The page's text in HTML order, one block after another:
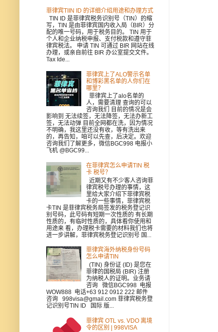
菲律宾TIIN ID 的详细介绍用途和办理方式
TIN ID 是菲律宾税务识别号（TIN）的缩
写，TIN 是由菲律宾国内收入局（BIR）分
配的唯一号码，用于税务目的。 TIN 用于
个人和企业纳税申报、支付税款和遵守菲
律宾税法。 申请 TIN 可通过 BIR 网站在线
办理，或亲自前往 BIR 办公室提交文件。
Tax Ide...
菲律宾上了ALO警示名单
和博彩黑名单的人你们在
哪里？
菲律宾上了alo名单的
人，需要清理 查询的可以
咨询我们 目前的情况是会
影响到 无法续签，无法降签，无法办新工
签，无法动弹 目前全网都在洗，因为情况
不明确，我这里还没有收，等有洗出来
的，再告知，咱可以先查，后决定。欢迎
咨询我们了解更多，微信BGC998 电报小
飞机 @BGC99...
在菲律宾怎么申请TIN 税
卡 税号？
近期又有不少客人咨询菲
律宾税号办理的事情，这
里给大家介绍下菲律宾税
卡的一些事情，菲律宾税
卡TIN 是菲律宾税务局签发的税务登记识
别号码，此号码有短期一次性质的 有长期
性质的，有临时性质的，具体看你使用和
用途来 看，办理税卡需要的材料我们也将
进一步讲解，菲律宾税务登记识别号 国...
菲律宾海外纳税身份号码
怎么申请TIN
(TIN) 身份证 (ID) 是您在
菲律的国税局 (BIR) 注册
为纳税人的证明。业务请
咨询 微信BGC998 电报
WOW888 电话+63 912 0912 222 邮件
咨询 998visa@gmail.com 菲律宾税务登
记识别号TIN ID 国际 版...
菲律宾 OTL vs. VDO 离境
令的区别 | 998VISA